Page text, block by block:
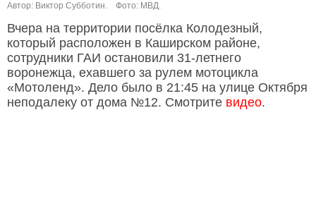
Автор: Виктор Субботин.
Фото: МВД.
Вчера на территории посёлка Колодезный,
который расположен в Каширском районе,
сотрудники ГАИ остановили 31-летнего
воронежца, ехавшего за рулем мотоцикла
«Мотоленд». Дело было в 21:45 на улице Октября
неподалеку от дома №12. Смотрите видео.